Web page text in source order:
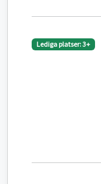
Lediga platser: 3+